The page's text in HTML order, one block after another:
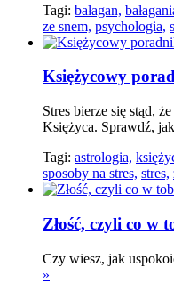
Tagi: bałagan,
ze snem, psychologia,
Księżycowy
Stres bierze się stąd,
Księżyca. Sprawdź,
Tagi: astrologia,
sposoby na stres, stres,
Złość, czyli co w
Czy wiesz, jak
»